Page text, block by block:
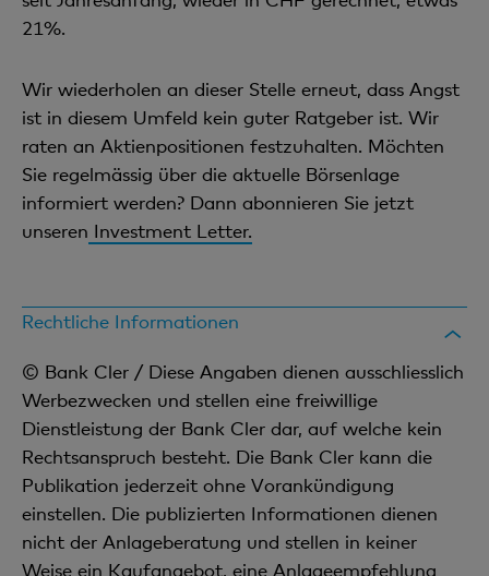
21%.
Wir wiederholen an dieser Stelle erneut, dass Angst
ist in diesem Umfeld kein guter Ratgeber ist. Wir
raten an Aktienpositionen festzuhalten. Möchten
Sie regelmässig über die aktuelle Börsenlage
informiert werden? Dann abonnieren Sie jetzt
unseren Investment Letter.
Rechtliche Informationen
© Bank Cler / Diese Angaben dienen ausschliesslich
Werbezwecken und stellen eine freiwillige
Dienstleistung der Bank Cler dar, auf welche kein
Rechtsanspruch besteht. Die Bank Cler kann die
Publikation jederzeit ohne Vorankündigung
einstellen. Die publizierten Informationen dienen
nicht der Anlageberatung und stellen in keiner
Weise ein Kaufangebot, eine Anlageempfehlung